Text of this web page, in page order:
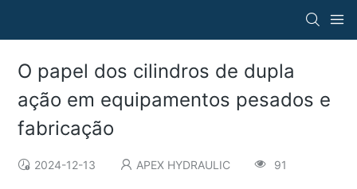
O papel dos cilindros de dupla
ação em equipamentos pesados ​​e
fabricação
2024-12-13 APEX HYDRAULIC 91